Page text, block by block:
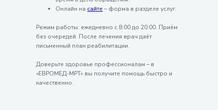
Онлайн на сайте – форма в разделе услуг.
Режим работы: ежедневно с 8:00 до 20:00. Приём
без очередей. После лечения врач даёт
письменный план реабилитации.
Доверьте здоровье профессионалам – в
«ЕВРОМЕД-МРТ» вы получите помощь быстро и
качественно.